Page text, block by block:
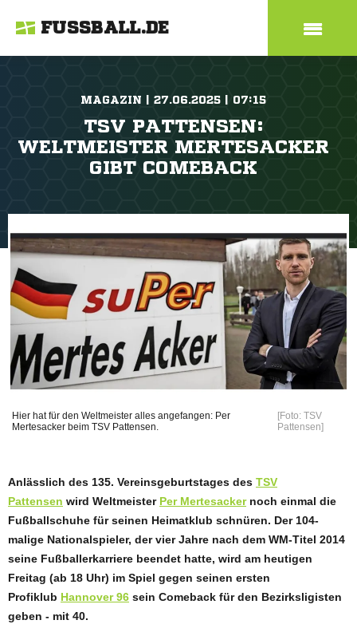
FUSSBALL.DE
MAGAZIN | 27.06.2025 | 07:15
TSV PATTENSEN:
WELTMEISTER MERTESACKER
GIBT COMEBACK
Hier hat für den Weltmeister alles angefangen: Per
Mertesacker beim TSV Pattensen.
[Foto: TSV
Pattensen]
Anlässlich des 135. Vereinsgeburtstages des TSV
Pattensen wird Weltmeister Per Mertesackernoch einmal die
Fußballschuhe für seinen Heimatklub schnüren. Der 104-
malige Nationalspieler, der vier Jahre nach dem WM-Titel 2014
seine Fußballerkarriere beendet hatte, wird am heutigen
Freitag (ab 18 Uhr) im Spiel gegen seinen ersten
Profiklub Hannover 96 sein Comeback für den Bezirksligisten
geben - mit 40.